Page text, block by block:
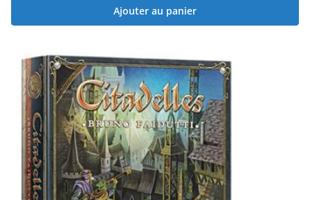
Ajouter au panier